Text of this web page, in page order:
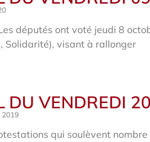
députés ont voté jeudi 8
Solidarité), visant à rallonger
DU VENDREDI
2019
qui soulèvent